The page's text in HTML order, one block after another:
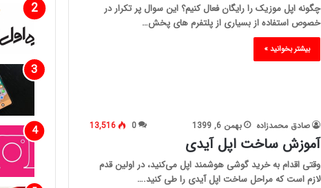
چگونه اپل موزیک را رایگان فعال کنیم؟ این سوال پر تکرار در
خصوص استفاده از بسیاری از پلتفرم های پخش…
بیشتر بخوانید »
صادق محمدزاده بهمن 6, 1399 0
13,516
آموزش ساخت اپل آیدی
وقتی اقدام به خرید گوشی هوشمند اپل می‌کنید، در اولین قدم
لازم است که مراحل ساخت اپل آیدی را طی کنید.…